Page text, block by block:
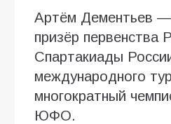
Артём Дементьев —
призёр первенства
Спартакиады
международного
многократный
ЮФО.